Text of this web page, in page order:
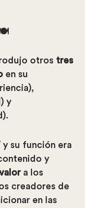
🍽️
otros tres
en su
y
y su función era
y
a los
creadores de
en las